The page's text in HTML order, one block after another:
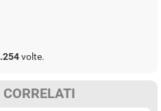
volte.